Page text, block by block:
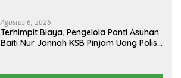
Agustus 6, 2026
Terhimpit Biaya, Pengelola Panti Asuhan
Baiti Nur Jannah KSB Pinjam Uang Polisi